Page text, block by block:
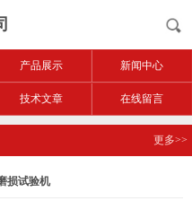
产品展示 新闻中心
技术文章 在线留言
更多>>
损试验机